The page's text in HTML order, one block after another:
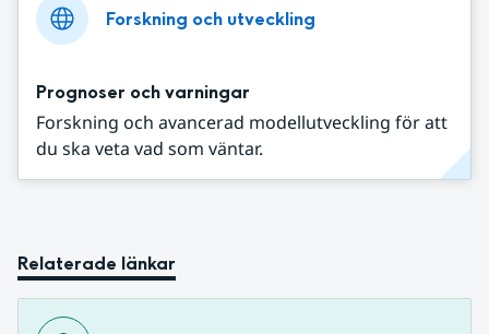
Forskning och utveckling
Prognoser och varningar
Forskning och avancerad modellutveckling för att
du ska veta vad som väntar.
Relaterade länkar